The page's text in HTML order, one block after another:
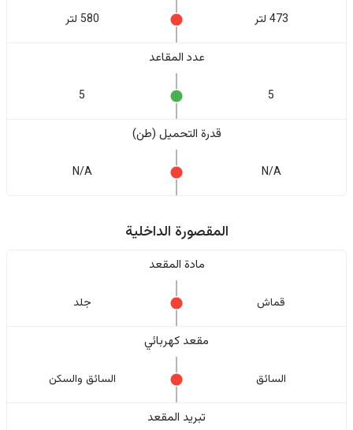
473 لتر 580 لتر
عدد المقاعد
5
5
قدرة التحميل (طن)
N/A
N/A
المقصورة الداخلية
مادة المقعد
قماش جلد
مقعد كهربائي
السائق السائق والسکن
تبريد المقعد